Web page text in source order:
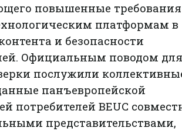
повышенные
платформам в
и безопасности
Официальным поводом для
послужили
панъевропейской
потребителей BEUC
представительствами,